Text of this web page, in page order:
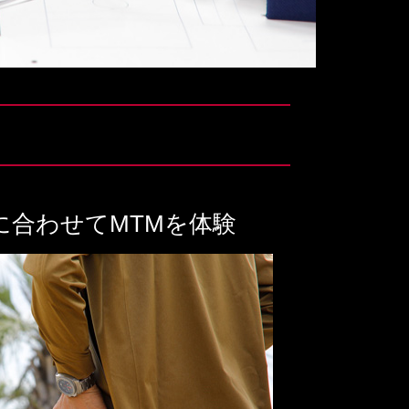
合わせてMTMを体験